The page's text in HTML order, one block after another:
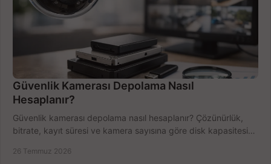
Güvenlik Kamerası Depolama Nasıl
Hesaplanır?
Güvenlik kamerası depolama nasıl hesaplanır? Çözünürlük,
bitrate, kayıt süresi ve kamera sayısına göre disk kapasitesini
26 Temmuz 2026